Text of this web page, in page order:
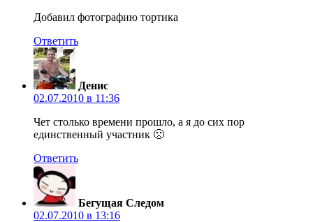
Добавил фотографию тортика
Ответить
Денис
02.07.2010 в 11:36
Чет столько времени прошло, а я до сих пор
единственный участник 🙁
Ответить
Бегущая Следом
02.07.2010 в 13:16